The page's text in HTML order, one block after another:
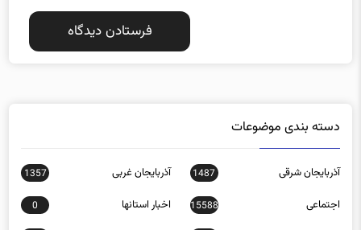
دسته بندی موضوعات
آذربایجان شرقی 1487 آذربایجان غربی 1357
اجتماعی 15588 اخبار استانها 0